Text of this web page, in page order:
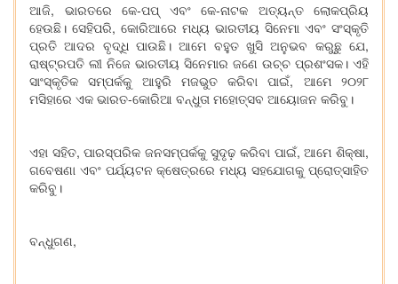
ଆଜି, ଭାରତରେ କେ-ପପ୍ ଏବଂ କେ-ନାଟକ ଅତ୍ୟନ୍ତ ଲୋକପ୍ରିୟ
ହେଉଛି। ସେହିପରି, କୋରିଆରେ ମଧ୍ୟ ଭାରତୀୟ ସିନେମା ଏବଂ ସଂସ୍କୃତି
ପ୍ରତି ଆଦର ବୃଦ୍ଧି ପାଉଛି। ଆମେ ବହୁତ ଖୁସି ଅନୁଭବ କରୁଛୁ ଯେ,
ରାଷ୍ଟ୍ରପତି ଲୀ ନିଜେ ଭାରତୀୟ ସିନେମାର ଜଣେ ଉଚ୍ଚ ପ୍ରଶଂସକ। ଏହି
ସାଂସ୍କୃତିକ ସମ୍ପର୍କକୁ ଆହୁରି ମଜଭୁତ କରିବା ପାଇଁ, ଆମେ ୨୦୨୮
ମସିହାରେ ଏକ ଭାରତ-କୋରିଆ ବନ୍ଧୁତା ମହୋତ୍ସବ ଆୟୋଜନ କରିବୁ।
ଏହା ସହିତ, ପାରସ୍ପରିକ ଜନସମ୍ପର୍କକୁ ସୁଦୃଢ଼ କରିବା ପାଇଁ, ଆମେ ଶିକ୍ଷା,
ଗବେଷଣା ଏବଂ ପର୍ଯ୍ୟଟନ କ୍ଷେତ୍ରରେ ମଧ୍ୟ ସହଯୋଗକୁ ପ୍ରୋତ୍ସାହିତ
କରିବୁ।
ବନ୍ଧୁଗଣ,